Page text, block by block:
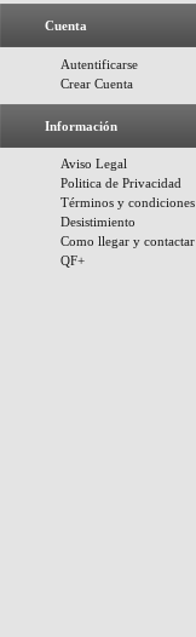
Cuenta
Autentificarse
Crear Cuenta
Información
Aviso Legal
Politica de Privacidad
Términos y condiciones
Desistimiento
Como llegar y contactar
QF+